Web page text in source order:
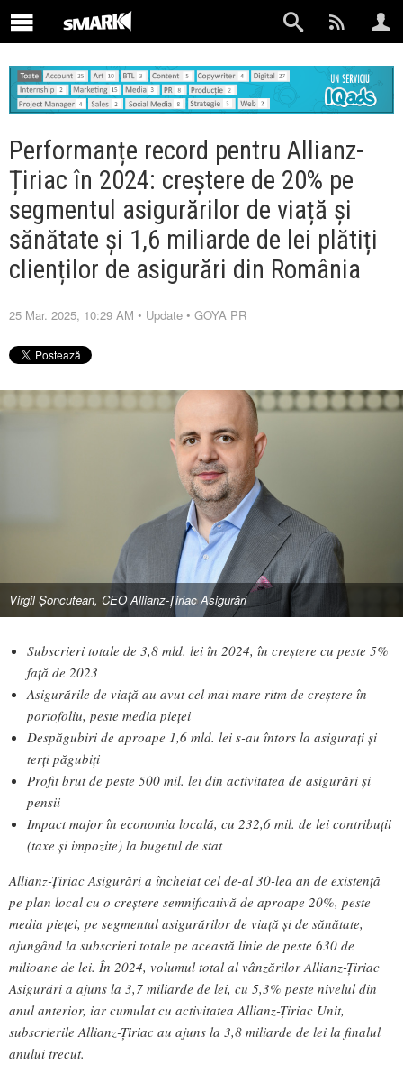
Performanțe record pentru Allianz-
Țiriac în 2024: creștere de 20% pe
segmentul asigurărilor de viață și
sănătate și 1,6 miliarde de lei plătiți
clienților de asigurări din România
25 Mar. 2025, 10:29 AM • Update • GOYA PR
Virgil Șoncutean, CEO Allianz-Țiriac Asigurări
Subscrieri totale de 3,8 mld. lei în 2024, în creștere cu peste 5%
față de 2023
Asigurările de viață au avut cel mai mare ritm de creștere în
portofoliu, peste media pieței
Despăgubiri de aproape 1,6 mld. lei s-au întors la asigurați și
terți păgubiți
Profit brut de peste 500 mil. lei din activitatea de asigurări și
pensii
Impact major în economia locală, cu 232,6 mil. de lei contribuții
(taxe și impozite) la bugetul de stat
Allianz-Țiriac Asigurări a încheiat cel de-al 30-lea an de existență
pe plan local cu o creștere semnificativă de aproape 20%, peste
media pieței, pe segmentul asigurărilor de viață și de sănătate,
ajungând la subscrieri totale pe această linie de peste 630 de
milioane de lei. În 2024, volumul total al vânzărilor Allianz-Țiriac
Asigurări a ajuns la 3,7 miliarde de lei, cu 5,3% peste nivelul din
anul anterior, iar cumulat cu activitatea Allianz-Țiriac Unit,
subscrierile Allianz-Țiriac au ajuns la 3,8 miliarde de lei la finalul
anului trecut.